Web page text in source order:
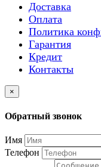
Доставка
Оплата
Политика
Гарантия
Кредит
Контакты
×
Обратный звонок
Имя
Телефон